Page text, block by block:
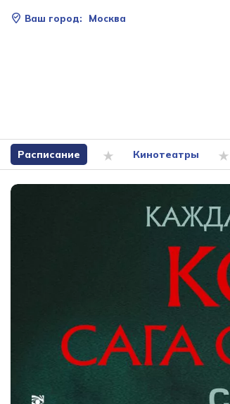
Ваш город: Москва
Расписание Кинотеатры